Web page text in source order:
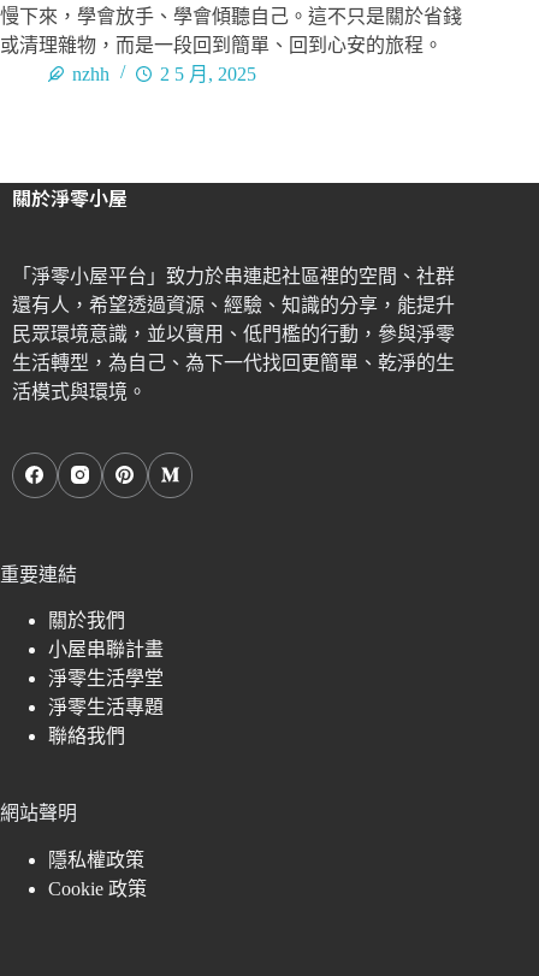
慢下來，學會放手、學會傾聽自己。這不只是關於省錢
或清理雜物，而是一段回到簡單、回到心安的旅程。
nzhh
2 5 月, 2025
關於淨零小屋
「淨零小屋平台」致力於串連起社區裡的空間、社群
還有人，希望透過資源、經驗、知識的分享，能提升
民眾環境意識，並以實用、低門檻的行動，參與淨零
生活轉型，為自己、為下一代找回更簡單、乾淨的生
活模式與環境。
重要連結
關於我們
小屋串聯計畫
淨零生活學堂
淨零生活專題
聯絡我們
網站聲明
隱私權政策
Cookie 政策